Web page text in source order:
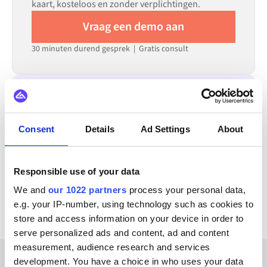
Consent Details Ad Settings About
Responsible use of your data
We and our 1022 partners process your personal data,
e.g. your IP-number, using technology such as cookies to
store and access information on your device in order to
serve personalized ads and content, ad and content
measurement, audience research and services
development. You have a choice in who uses your data
kaart, kosteloos en zonder verplichtingen.
Vraag een demo aan
30 minuten durend gesprek | Gratis consult
Zoho CRM Zoho Analytics Zoey
Yotpo
XL-ENZ
X12 WordPress Zendesk
Bekijk alle monday.com integraties